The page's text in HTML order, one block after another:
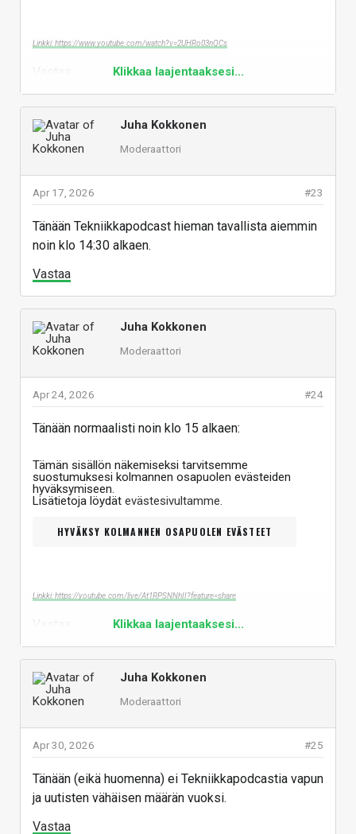
Linkki: https://www.youtube.com/watch?v=2UHRo03nQCs
Klikkaa laajentaaksesi...
Juha Kokkonen
Moderaattori
#23
Apr 17, 2026
Tänään Tekniikkapodcast hieman tavallista aiemmin
noin klo 14:30 alkaen.
Vastaa
Juha Kokkonen
Moderaattori
#24
Apr 24, 2026
Tänään normaalisti noin klo 15 alkaen:
Tämän sisällön näkemiseksi tarvitsemme
suostumuksesi kolmannen osapuolen evästeiden
hyväksymiseen.
Lisätietoja löydät evästesivultamme
HYVÄKSY KOLMANNEN OSAPUOLEN EVÄSTEET
Linkki: https://youtube.com/live/At1RPSNNhII?feature=share
Klikkaa laajentaaksesi...
Juha Kokkonen
Moderaattori
#25
Apr 30, 2026
Tänään (eikä huomenna) ei Tekniikkapodcastia vapun
ja uutisten vähäisen määrän vuoksi.
Vastaa